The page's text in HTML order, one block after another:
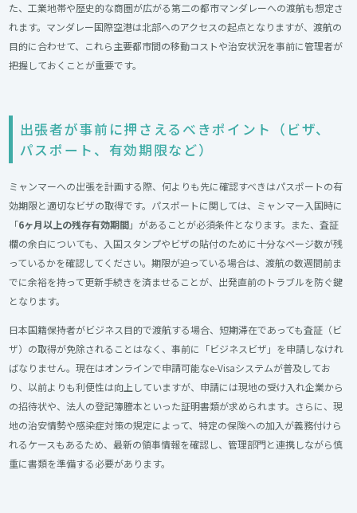
た、工業地帯や歴史的な商圏が広がる第二の都市マンダレーへの渡航も想定さ
れます。マンダレー国際空港は北部へのアクセスの起点となりますが、渡航の
目的に合わせて、これら主要都市間の移動コストや治安状況を事前に管理者が
把握しておくことが重要です。
出張者が事前に押さえるべきポイント（ビザ、
パスポート、有効期限など）
ミャンマーへの出張を計画する際、何よりも先に確認すべきはパスポートの有
効期限と適切なビザの取得です。パスポートに関しては、ミャンマー入国時に
「6ヶ月以上の残存有効期間」があることが必須条件となります。また、査証
欄の余白についても、入国スタンプやビザの貼付のために十分なページ数が残
っているかを確認してください。期限が迫っている場合は、渡航の数週間前ま
でに余裕を持って更新手続きを済ませることが、出発直前のトラブルを防ぐ鍵
となります。
日本国籍保持者がビジネス目的で渡航する場合、短期滞在であっても査証（ビ
ザ）の取得が免除されることはなく、事前に「ビジネスビザ」を申請しなけれ
ばなりません。現在はオンラインで申請可能なe-Visaシステムが普及してお
り、以前よりも利便性は向上していますが、申請には現地の受け入れ企業から
の招待状や、法人の登記簿謄本といった証明書類が求められます。さらに、現
地の治安情勢や感染症対策の規定によって、特定の保険への加入が義務付けら
れるケースもあるため、最新の領事情報を確認し、管理部門と連携しながら慎
重に書類を準備する必要があります。